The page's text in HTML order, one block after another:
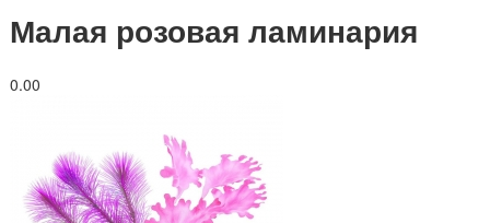
Малая розовая ламинария
0.00